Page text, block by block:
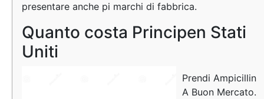
presentare anche pi marchi di fabbrica.
Quanto costa Principen Stati
Uniti
Prendi Ampicillin
A Buon Mercato.